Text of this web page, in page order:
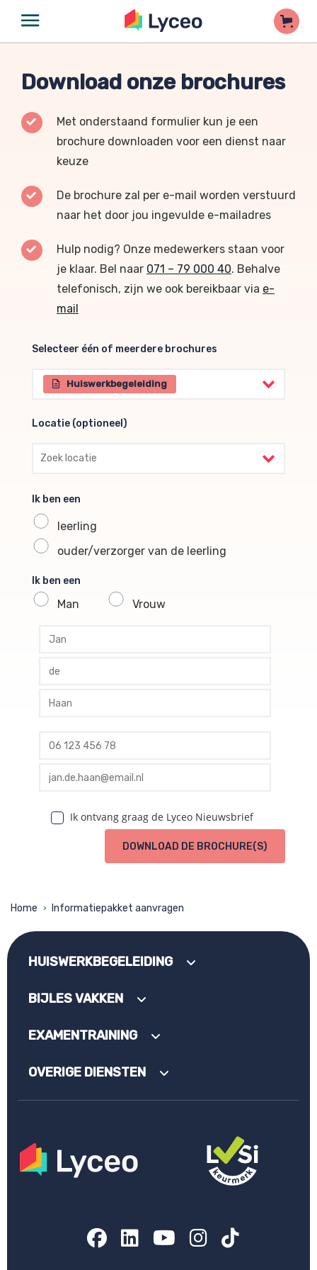
Download onze brochures
Met onderstaand formulier kun je een
brochure downloaden voor een dienst naar
keuze
De brochure zal per e-mail worden verstuurd
naar het door jou ingevulde e-mailadres
Hulp nodig? Onze medewerkers staan voor
je klaar. Bel naar 071 – 79 000 40. Behalve
telefonisch, zijn we ook bereikbaar via e-
mail
Selecteer één of meerdere brochures
Selecteer één of meerdere brochures
Huiswerkbegeleiding
Locatie (optioneel)
Locatie (optioneel)
Ik ben een
leerling
ouder/verzorger van de leerling
Ik ben een
Man Vrouw
profile voornaam
profile tussenvoegsel
profile achternaam
profile telefoon
profile email
Ik ontvang graag de Lyceo Nieuwsbrief
DOWNLOAD DE BROCHURE(S)
Home > Informatiepakket aanvragen
HUISWERKBEGELEIDING
BIJLES VAKKEN
EXAMENTRAINING
OVERIGE DIENSTEN
Facebook
LinkedIn
YouTube
Instagram
TikTok